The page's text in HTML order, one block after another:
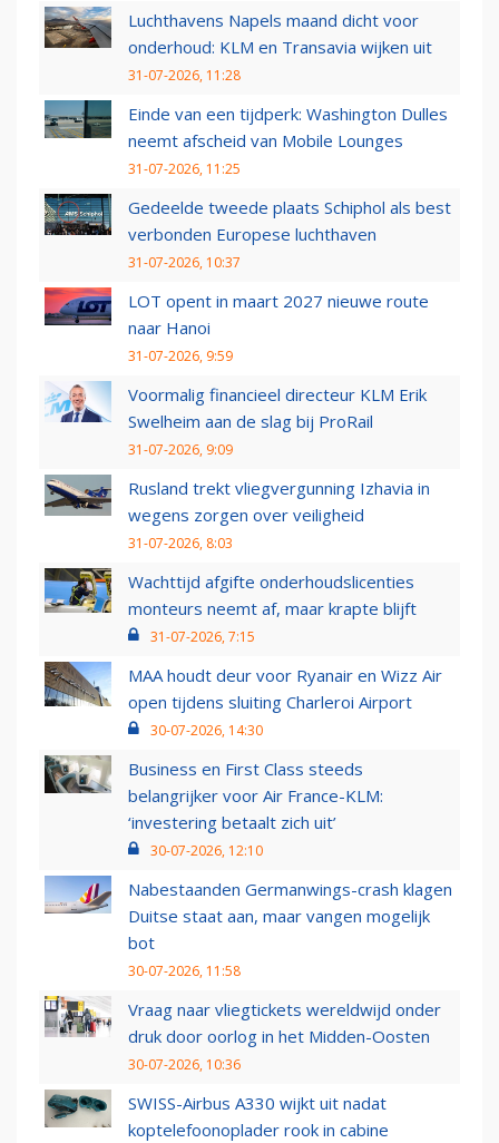
Luchthavens Napels maand dicht voor
onderhoud: KLM en Transavia wijken uit
31-07-2026, 11:28
Einde van een tijdperk: Washington Dulles
neemt afscheid van Mobile Lounges
31-07-2026, 11:25
Gedeelde tweede plaats Schiphol als best
verbonden Europese luchthaven
31-07-2026, 10:37
LOT opent in maart 2027 nieuwe route
naar Hanoi
31-07-2026, 9:59
Voormalig financieel directeur KLM Erik
Swelheim aan de slag bij ProRail
31-07-2026, 9:09
Rusland trekt vliegvergunning Izhavia in
wegens zorgen over veiligheid
31-07-2026, 8:03
Wachttijd afgifte onderhoudslicenties
monteurs neemt af, maar krapte blijft
31-07-2026, 7:15
MAA houdt deur voor Ryanair en Wizz Air
open tijdens sluiting Charleroi Airport
30-07-2026, 14:30
Business en First Class steeds
belangrijker voor Air France-KLM:
‘investering betaalt zich uit’
30-07-2026, 12:10
Nabestaanden Germanwings-crash klagen
Duitse staat aan, maar vangen mogelijk
bot
30-07-2026, 11:58
Vraag naar vliegtickets wereldwijd onder
druk door oorlog in het Midden-Oosten
30-07-2026, 10:36
SWISS-Airbus A330 wijkt uit nadat
koptelefoonoplader rook in cabine